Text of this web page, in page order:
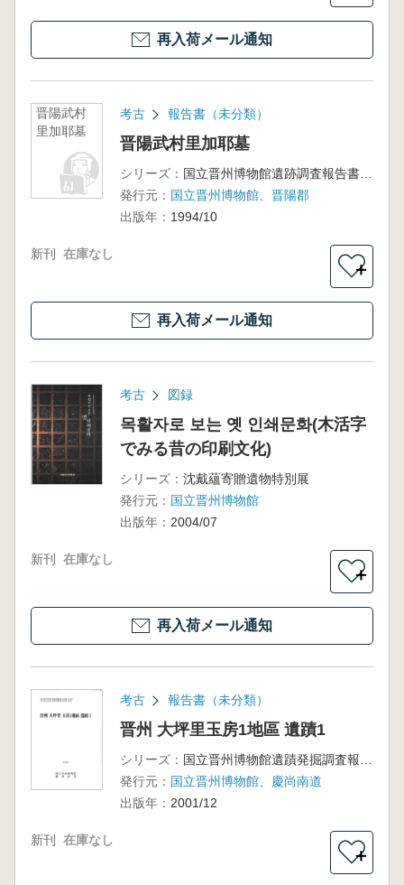
再入荷メール通知
晋陽武村
里加耶墓
考古 報告書（未分類）
晋陽武村里加耶墓
シリーズ：
国立晋州博物館遺跡調査報告書第9冊
発行元： 国立晋州博物館、晋陽郡
出版年： 1994/10
新刊 在庫なし
＋
再入荷メール通知
考古 図録
목활자로 보는 옛 인쇄문화(木活字
でみる昔の印刷文化)
シリーズ： 沈戴蘊寄贈遺物特別展
発行元： 国立晋州博物館
出版年： 2004/07
新刊 在庫なし
＋
再入荷メール通知
考古 報告書（未分類）
晋州 大坪里玉房1地區 遺蹟1
シリーズ：
発行元： 国立晋州博物館、慶尚南道
出版年： 2001/12
新刊 在庫なし
＋